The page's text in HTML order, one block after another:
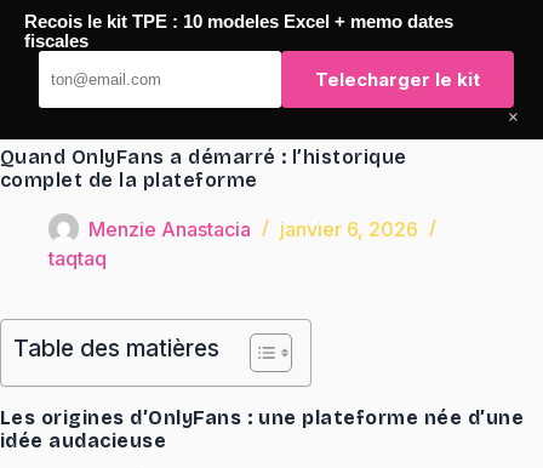
Passer
contenu
TaqTaq
Quand OnlyFans a démarré : l’historique
complet de la plateforme
Menzie Anastacia
janvier 6, 2026
taqtaq
Table des matières
Les origines d’OnlyFans : une plateforme née d’une
idée audacieuse
Recois le kit TPE : 10 modeles Excel + memo dates
fiscales
Telecharger le kit
×